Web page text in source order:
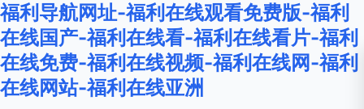
福利导航网址-福利在线观看免费版-福利
在线国产-福利在线看-福利在线看片-福利
在线免费-福利在线视频-福利在线网-福利
在线网站-福利在线亚洲